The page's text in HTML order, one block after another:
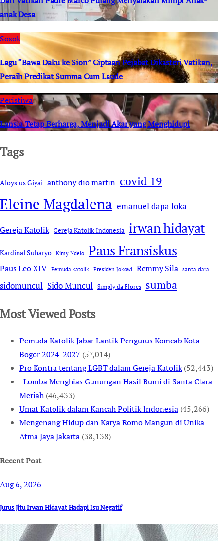
anak Desa
Sosok
Lagu “Bawa Daku ke Sion” Ciptaan Pejabat Dikasteri Vatikan,
Peraih Predikat Summa Cum Laude
Peristiwa
Lansia Tetap Berharga, Menjadi Akar yang Menghidupi
Tags
Aloysius Giyai anthony dio martin covid 19
Eleine Magdalena emanuel dapa loka
Gereja Katolik Gereja Katolik Indonesia irwan hidayat
Kardinal Suharyo Kimy Ndelo Paus Fransiskus
Paus Leo XIV Pemuda katolik Presiden Jokowi Remmy Sila santa clara
sidomuncul Sido Muncul Simply da Flores sumba
Most Viewed Posts
Pemuda Katolik Jabar Lantik Pengurus Komcab Kota
Bogor 2024-2027 (57,014)
Pro Kontra tentang LGBT dalam Gereja Katolik (52,443)
Lomba Menghias Gunungan Hasil Bumi di Santa Clara
Meriah (46,433)
Umat Katolik dalam Kancah Politik Indonesia (45,266)
Mengenang Hidup dan Karya Romo Mangun di Unika
Atma Jaya Jakarta (38,138)
Recent Post
Aug 6, 2026
Jurus Jitu Irwan Hidayat Hadapi Isu Negatif